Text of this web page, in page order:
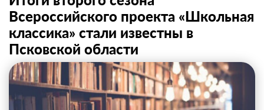
Всероссийского проекта «Школьная
классика» стали известны в
Псковской области